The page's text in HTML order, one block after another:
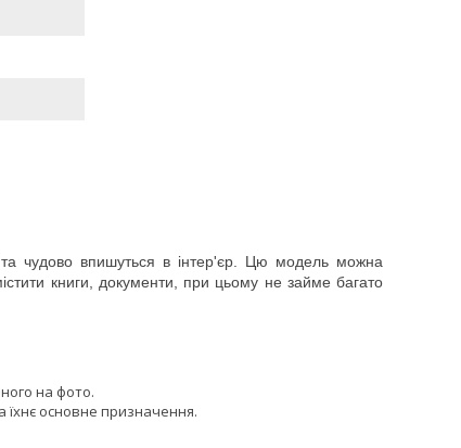
чудово впишуться в інтер'єр. Цю модель можна
книги, документи, при цьому не займе багато
на фото.
основне призначення.